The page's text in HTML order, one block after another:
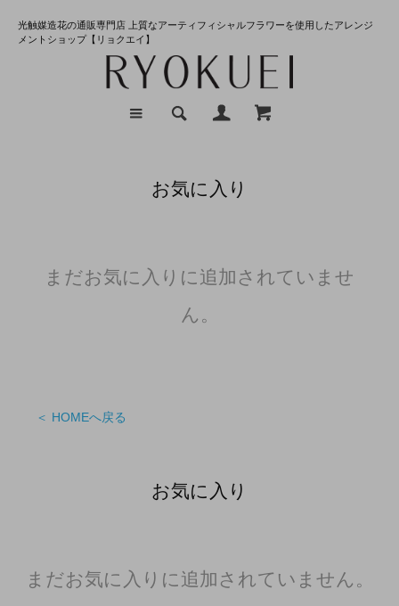
光触媒造花の通販専門店 上質なアーティフィシャルフラワーを使用したアレンジ
メントショップ【リョクエイ】
お気に入り
まだお気に入りに追加されていませ
ん。
＜ HOMEへ戻る
お気に入り
まだお気に入りに追加されていません。